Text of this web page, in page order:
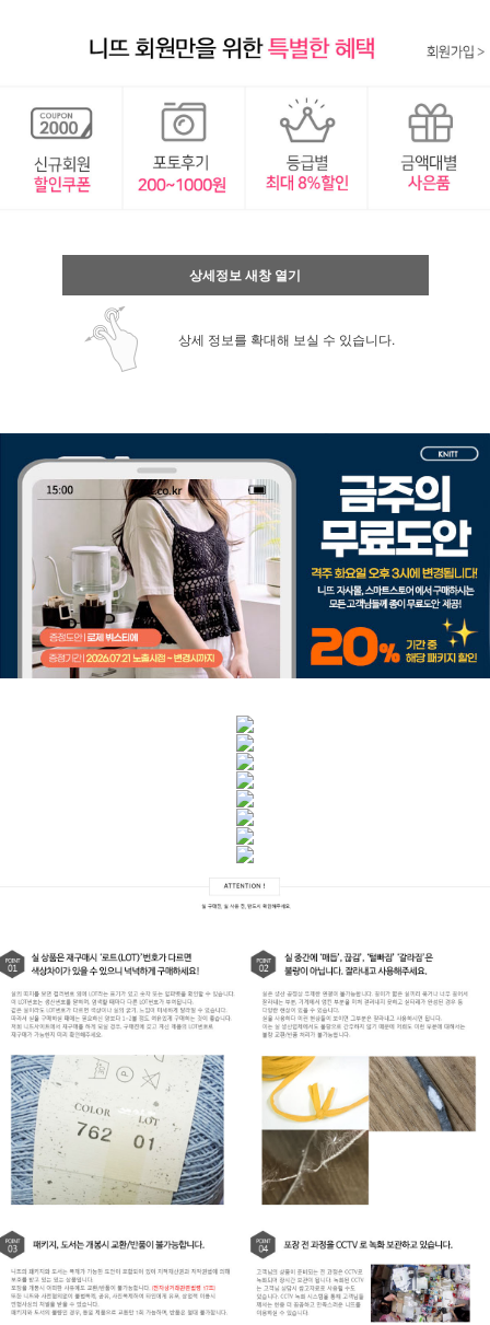
상세정보 새창 열기
상세 정보를 확대해 보실 수 있습니다.